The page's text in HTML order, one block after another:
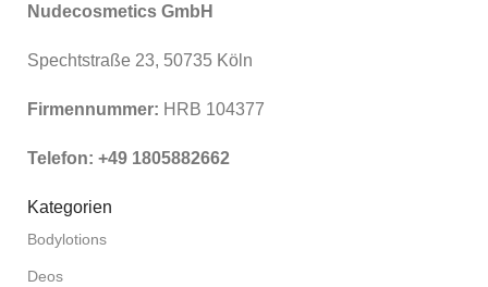
Nudecosmetics GmbH
Spechtstraße 23, 50735 Köln
Firmennummer: HRB 104377
Telefon: +49 1805882662
Kategorien
Bodylotions
Deos